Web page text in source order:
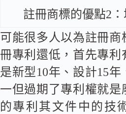
註冊商標的優點2
可能很多人以為註冊商
冊專利還低，首先專利
是新型10年、設計15年
一但過期了專利權就是
的專利其文件中的技